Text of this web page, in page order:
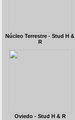
Núcleo Terrestre - Stud H &
R
Oviedo - Stud H & R